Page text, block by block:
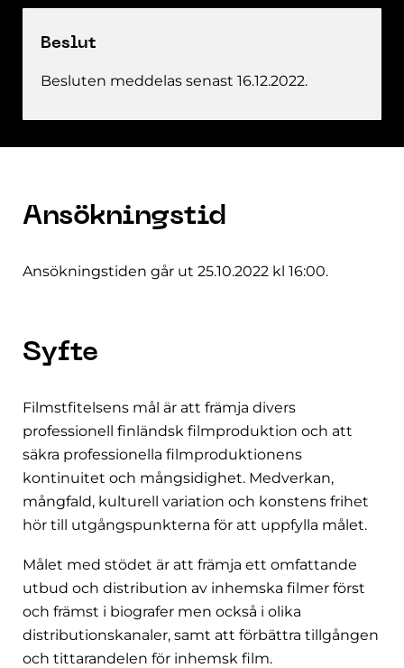
Beslut
Besluten meddelas senast 16.12.2022.
Ansökningstid
Ansökningstiden går ut 25.10.2022 kl 16:00.
Syfte
Filmstfitelsens mål är att främja divers
professionell finländsk filmproduktion och att
säkra professionella filmproduktionens
kontinuitet och mångsidighet. Medverkan,
mångfald, kulturell variation och konstens frihet
hör till utgångspunkterna för att uppfylla målet.
Målet med stödet är att främja ett omfattande
utbud och distribution av inhemska filmer först
och främst i biografer men också i olika
distributionskanaler, samt att förbättra tillgången
och tittarandelen för inhemsk film.